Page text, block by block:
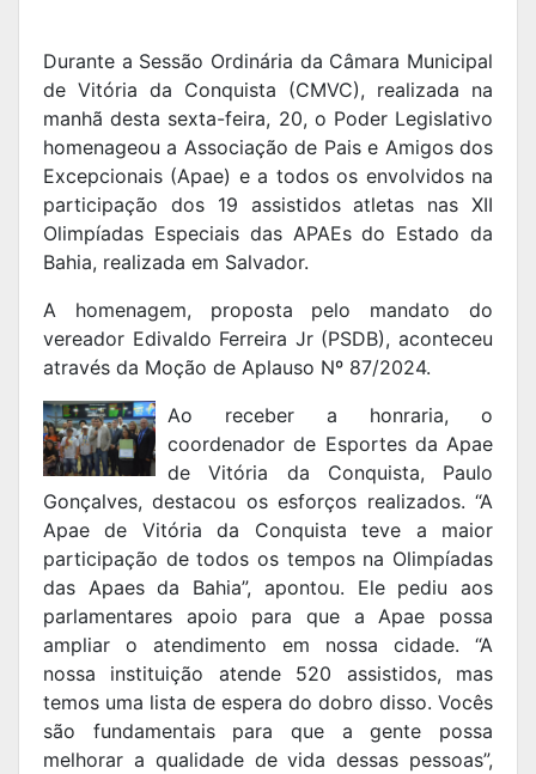
Durante a Sessão Ordinária da Câmara Municipal
de Vitória da Conquista (CMVC), realizada na
manhã desta sexta-feira, 20, o Poder Legislativo
homenageou a Associação de Pais e Amigos dos
Excepcionais (Apae) e a todos os envolvidos na
participação dos 19 assistidos atletas nas XII
Olimpíadas Especiais das APAEs do Estado da
Bahia, realizada em Salvador.
A homenagem, proposta pelo mandato do
vereador Edivaldo Ferreira Jr (PSDB), aconteceu
através da Moção de Aplauso Nº 87/2024.
Ao receber a honraria, o
coordenador de Esportes da Apae
de Vitória da Conquista, Paulo
Gonçalves, destacou os esforços realizados. “A
Apae de Vitória da Conquista teve a maior
participação de todos os tempos na Olimpíadas
das Apaes da Bahia”, apontou. Ele pediu aos
parlamentares apoio para que a Apae possa
ampliar o atendimento em nossa cidade. “A
nossa instituição atende 520 assistidos, mas
temos uma lista de espera do dobro disso. Vocês
são fundamentais para que a gente possa
melhorar a qualidade de vida dessas pessoas”,